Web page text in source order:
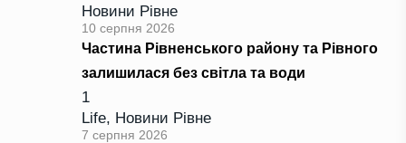
Новини Рівне
10 серпня 2026
Частина Рівненського району та Рівного
залишилася без світла та води
1
Life, Новини Рівне
7 серпня 2026